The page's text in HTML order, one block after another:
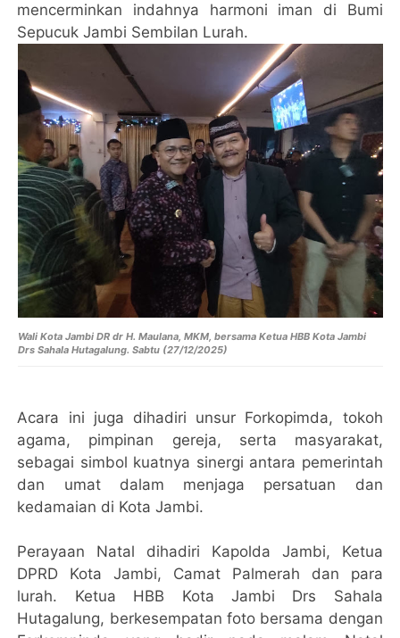
mencerminkan indahnya harmoni iman di Bumi
Sepucuk Jambi Sembilan Lurah.
Wali Kota Jambi DR dr H. Maulana, MKM, bersama Ketua HBB Kota Jambi
Drs Sahala Hutagalung. Sabtu (27/12/2025)
Acara ini juga dihadiri unsur Forkopimda, tokoh
agama, pimpinan gereja, serta masyarakat,
sebagai simbol kuatnya sinergi antara pemerintah
dan umat dalam menjaga persatuan dan
kedamaian di Kota Jambi.
Perayaan Natal dihadiri Kapolda Jambi, Ketua
DPRD Kota Jambi, Camat Palmerah dan para
lurah. Ketua HBB Kota Jambi Drs Sahala
Hutagalung, berkesempatan foto bersama dengan